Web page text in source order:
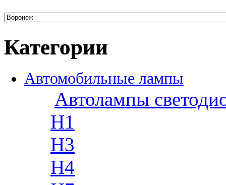
Категории
Автомобильные лампы
Автолампы
H1
H3
H4